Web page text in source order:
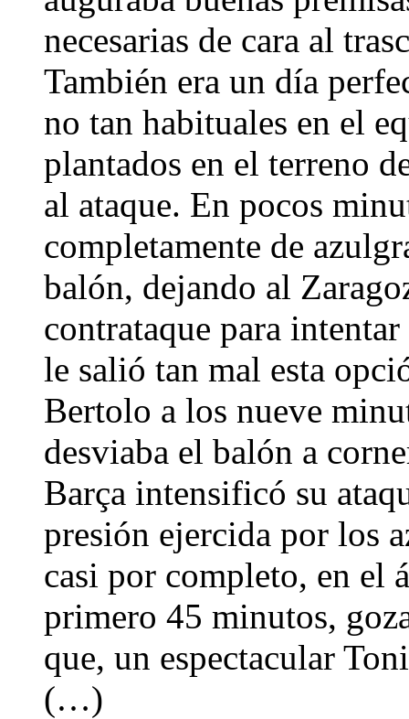
necesarias de cara al
También era un día
no tan habituales en el
plantados en el terreno
al ataque. En pocos
completamente de
balón, dejando al
contrataque para
le salió tan mal esta
Bertolo a los nueve
desviaba el balón a
Barça intensificó su
presión ejercida por los
casi por completo, en el
primero 45 minutos,
que, un espectacular
(…)